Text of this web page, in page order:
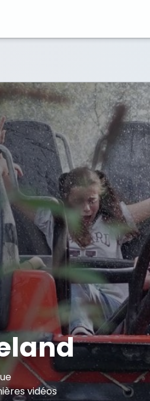
vidéos